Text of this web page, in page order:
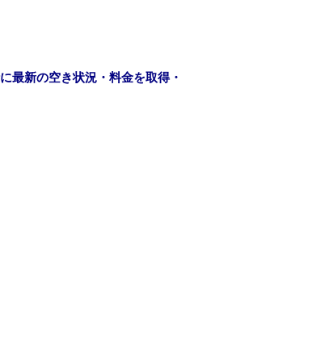
最新の空き状況・料金を取得・